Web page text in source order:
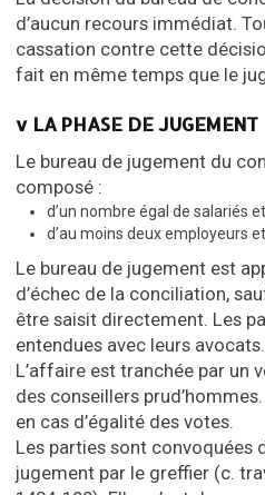
d’aucun recours immédiat.
cassation contre cette
fait en même temps que le
v LA PHASE DE JUGEMENT
Le bureau de jugement du
composé :
d’un nombre égal de salariés
d’au moins deux employeurs
Le bureau de jugement est
d’échec de la conciliation,
être saisit directement. Les
entendues avec leurs avocats.
L’affaire est tranchée par un
des conseillers
en cas d’égalité des votes.
Les parties sont convoquées
jugement par le greffier (c.